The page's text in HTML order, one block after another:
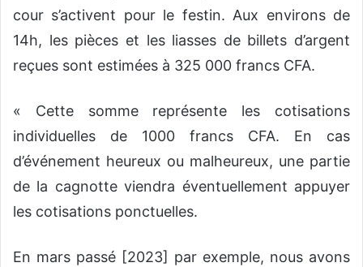
cour s’activent pour le festin. Aux environs de
14h, les pièces et les liasses de billets d’argent
reçues sont estimées à 325 000 francs CFA.
« Cette somme représente les cotisations
individuelles de 1000 francs CFA. En cas
d’événement heureux ou malheureux, une partie
de la cagnotte viendra éventuellement appuyer
les cotisations ponctuelles.
En mars passé [2023] par exemple, nous avons